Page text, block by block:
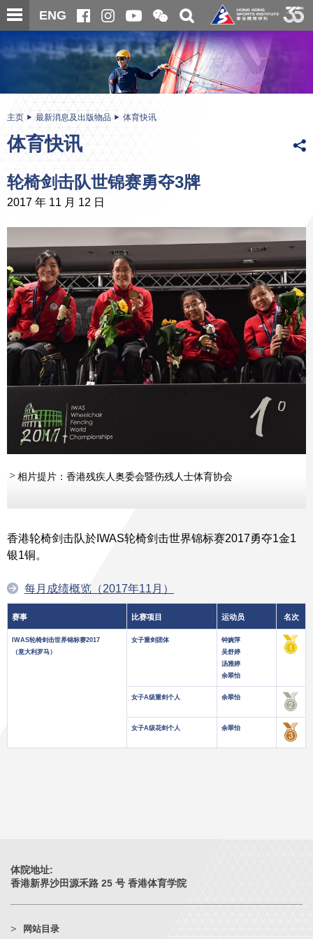
跳
至
内
ENG
开
合
微
信
二
维
码
关
搜
寻
内
主页 最新消息及出版物品 体育快讯
体育快讯
轮椅剑击队世锦赛勇夺3牌
2017 年 11 月 12 日
相片提片：香港残疾人奥委会暨伤残人士体育协会
香港轮椅剑击队於IWAS轮椅剑击世界锦标赛2017勇夺1金1
银1铜。
每月成绩概览（2017年11月）
赛事 比赛项目 运动员 名次
IWAS轮椅剑击世界锦标赛2017
（意大利罗马）
女子重剑团体
钟婉萍
吴舒婷
汤雅婷
余翠怡
女子A级重剑个人 余翠怡
女子A级花剑个人 余翠怡
体院地址:
香港新界沙田源禾路 25 号 香港体育学院
网站目录